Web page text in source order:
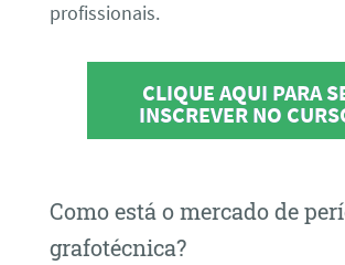
profissionais.
CLIQUE AQUI PARA
INSCREVER NO
Como está o mercado de
grafotécnica?